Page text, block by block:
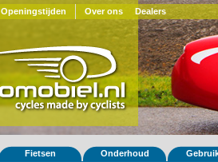
Openingstijden Over ons Dealers
Fietsen Onderhoud